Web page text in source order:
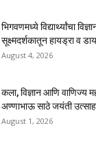
भिगवणमध्ये विद्यार्थ्यांचा
सूक्ष्मदर्शकातून हायड्रा व
August 4, 2026
कला, विज्ञान आणि वाणिज्य
अण्णाभाऊ साठे जयंती
August 1, 2026